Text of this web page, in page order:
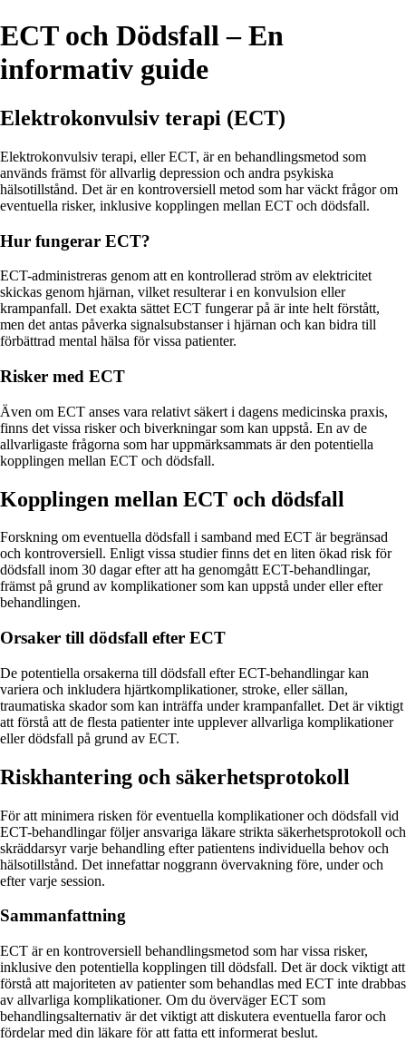
ECT och Dödsfall – En
informativ guide
Elektrokonvulsiv terapi (ECT)
Elektrokonvulsiv terapi, eller ECT, är en behandlingsmetod som
används främst för allvarlig depression och andra psykiska
hälsotillstånd. Det är en kontroversiell metod som har väckt frågor om
eventuella risker, inklusive kopplingen mellan ECT och dödsfall.
Hur fungerar ECT?
ECT-administreras genom att en kontrollerad ström av elektricitet
skickas genom hjärnan, vilket resulterar i en konvulsion eller
krampanfall. Det exakta sättet ECT fungerar på är inte helt förstått,
men det antas påverka signalsubstanser i hjärnan och kan bidra till
förbättrad mental hälsa för vissa patienter.
Risker med ECT
Även om ECT anses vara relativt säkert i dagens medicinska praxis,
finns det vissa risker och biverkningar som kan uppstå. En av de
allvarligaste frågorna som har uppmärksammats är den potentiella
kopplingen mellan ECT och dödsfall.
Kopplingen mellan ECT och dödsfall
Forskning om eventuella dödsfall i samband med ECT är begränsad
och kontroversiell. Enligt vissa studier finns det en liten ökad risk för
dödsfall inom 30 dagar efter att ha genomgått ECT-behandlingar,
främst på grund av komplikationer som kan uppstå under eller efter
behandlingen.
Orsaker till dödsfall efter ECT
De potentiella orsakerna till dödsfall efter ECT-behandlingar kan
variera och inkludera hjärtkomplikationer, stroke, eller sällan,
traumatiska skador som kan inträffa under krampanfallet. Det är viktigt
att förstå att de flesta patienter inte upplever allvarliga komplikationer
eller dödsfall på grund av ECT.
Riskhantering och säkerhetsprotokoll
För att minimera risken för eventuella komplikationer och dödsfall vid
ECT-behandlingar följer ansvariga läkare strikta säkerhetsprotokoll och
skräddarsyr varje behandling efter patientens individuella behov och
hälsotillstånd. Det innefattar noggrann övervakning före, under och
efter varje session.
Sammanfattning
ECT är en kontroversiell behandlingsmetod som har vissa risker,
inklusive den potentiella kopplingen till dödsfall. Det är dock viktigt att
förstå att majoriteten av patienter som behandlas med ECT inte drabbas
av allvarliga komplikationer. Om du överväger ECT som
behandlingsalternativ är det viktigt att diskutera eventuella faror och
fördelar med din läkare för att fatta ett informerat beslut.